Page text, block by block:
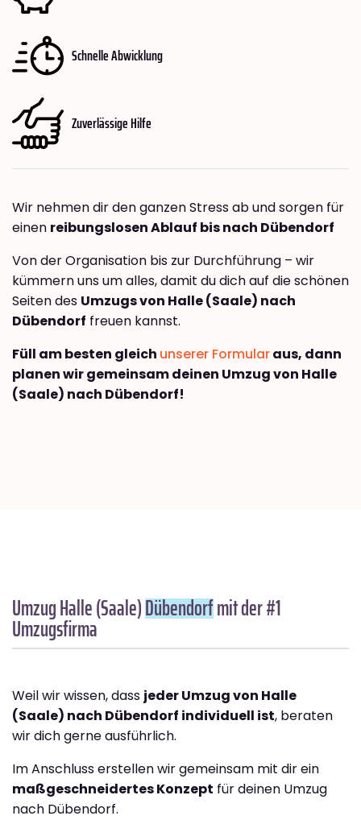
Schnelle Abwicklung
Zuverlässige Hilfe
Wir nehmen dir den ganzen Stress ab und sorgen für
einen reibungslosen Ablauf bis nach Dübendorf
Von der Organisation bis zur Durchführung – wir
kümmern uns um alles, damit du dich auf die schönen
Seiten des Umzugs von Halle (Saale) nach
Dübendorf freuen kannst.
Füll am besten gleich unserer Formularaus, dann
planen wir gemeinsam deinen Umzug von Halle
(Saale) nach Dübendorf!
Umzug Halle (Saale)Dübendorfmit der #1
Umzugsfirma
Weil wir wissen, dass jeder Umzug von Halle
(Saale) nach Dübendorf individuell ist, beraten
wir dich gerne ausführlich.
Im Anschluss erstellen wir gemeinsam mit dir ein
maßgeschneidertes Konzept für deinen Umzug
nach Dübendorf.